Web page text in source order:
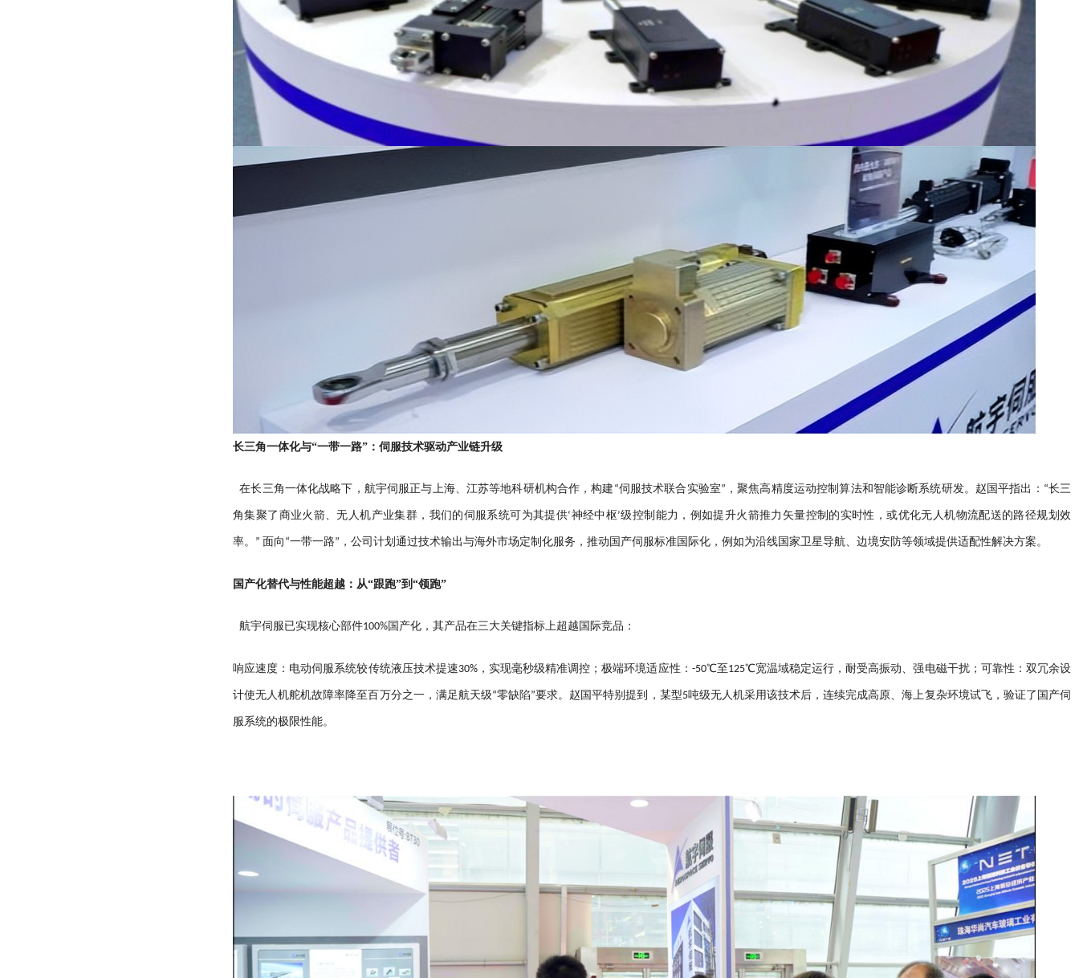
长三角一体化与“一带一路”：伺服技术驱动产业链升级
在长三角一体化战略下，航宇伺服正与上海、江苏等地科研机构合作，构建“伺服技术联合实验室”，聚焦高精度运动控制算法和智能诊断系统研发。赵国平指出：“长三
角集聚了商业火箭、无人机产业集群，我们的伺服系统可为其提供‘神经中枢’级控制能力，例如提升火箭推力矢量控制的实时性，或优化无人机物流配送的路径规划效
率。” 面向“一带一路”，公司计划通过技术输出与海外市场定制化服务，推动国产伺服标准国际化，例如为沿线国家卫星导航、边境安防等领域提供适配性解决方案。
国产化替代与性能超越：从“跟跑”到“领跑”
航宇伺服已实现核心部件100%国产化，其产品在三大关键指标上超越国际竞品：
响应速度：电动伺服系统较传统液压技术提速30%，实现毫秒级精准调控；极端环境适应性：-50℃至125℃宽温域稳定运行，耐受高振动、强电磁干扰；可靠性：双冗余设
计使无人机舵机故障率降至百万分之一，满足航天级“零缺陷”要求。赵国平特别提到，某型5吨级无人机采用该技术后，连续完成高原、海上复杂环境试飞，验证了国产伺
服系统的极限性能。